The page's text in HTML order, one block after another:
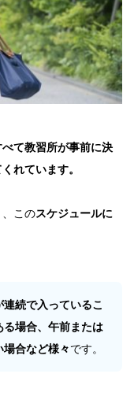
て教習所が事前に決
れています。
このスケジュールに
続で入っているこ
る場合、午前または
合など様々です。